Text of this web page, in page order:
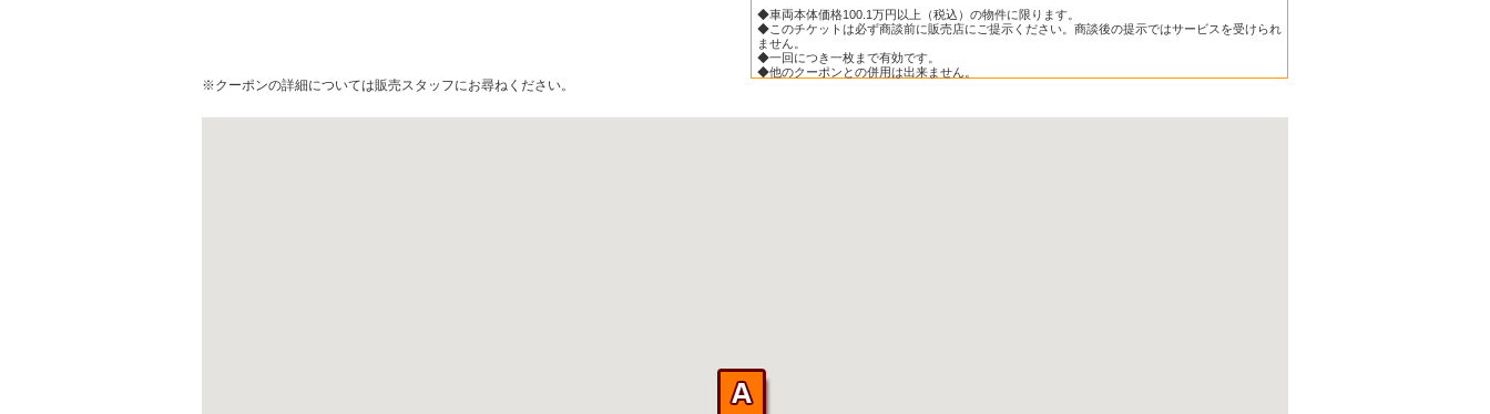
◆車両本体価格100.1万円以上（税込）の物件に限ります。
◆このチケットは必ず商談前に販売店にご提示ください。商談後の提示ではサービスを受けられ
ません。
◆一回につき一枚まで有効です。
◆他のクーポンとの併用は出来ません。
※クーポンの詳細については販売スタッフにお尋ねください。